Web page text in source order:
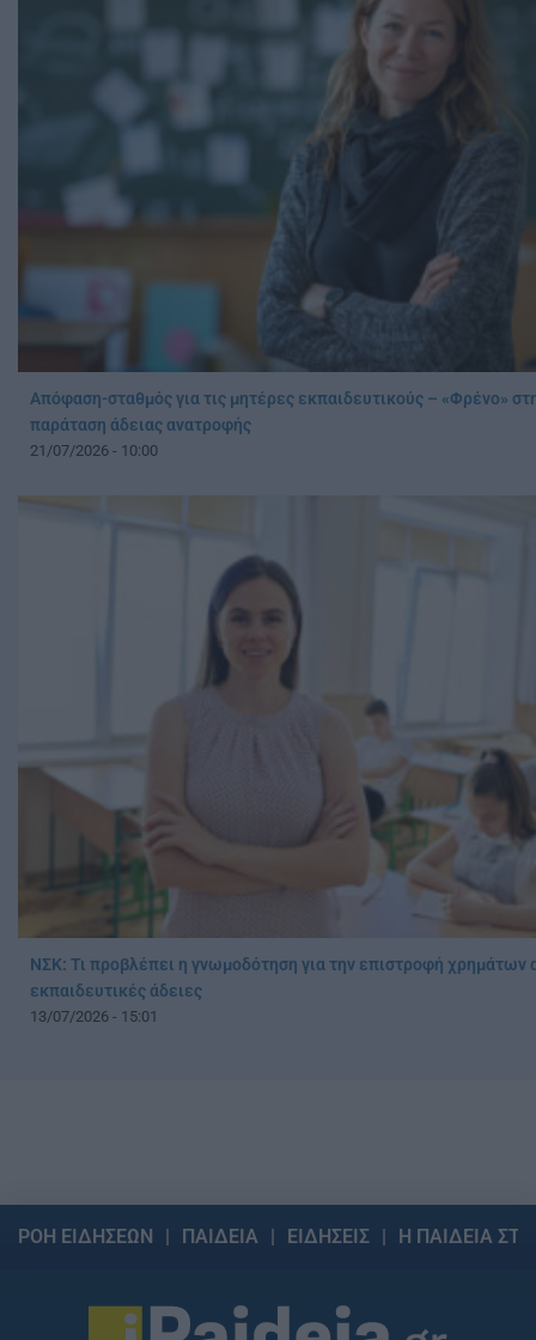
Απόφαση-σταθμός για τις μητέρες εκπαιδευτικούς – «Φρένο»
παράταση άδειας ανατροφής
21/07/2026 - 10:00
ΝΣΚ: Τι προβλέπει η γνωμοδότηση για την επιστροφή χρημάτων
εκπαιδευτικές άδειες
13/07/2026 - 15:01
ΡΟΗ ΕΙΔΗΣΕΩΝ ΠΑΙΔΕΙΑ ΕΙΔΗΣΕΙΣ Η ΠΑΙΔΕΙΑ